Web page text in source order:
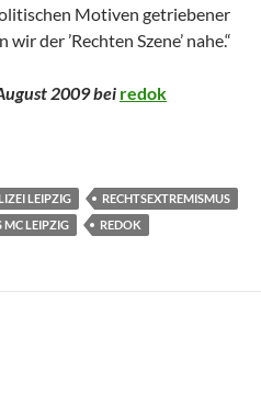
Motiven getriebener
der ’Rechten Szene’ nahe.“
2009 bei redok
LEIPZIG
RECHTSEXTREMISMUS
MC LEIPZIG REDOK